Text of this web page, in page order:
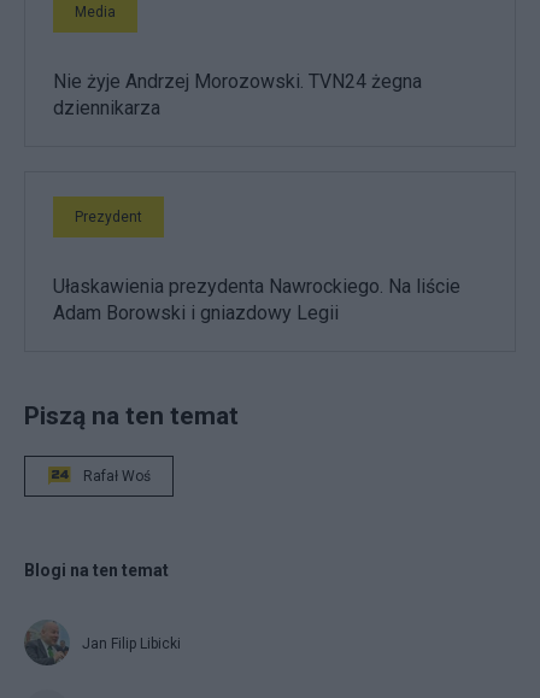
Media
Nie żyje Andrzej Morozowski. TVN24 żegna
dziennikarza
Prezydent
Ułaskawienia prezydenta Nawrockiego. Na liście
Adam Borowski i gniazdowy Legii
Piszą na ten temat
Rafał Woś
Blogi na ten temat
Jan Filip Libicki